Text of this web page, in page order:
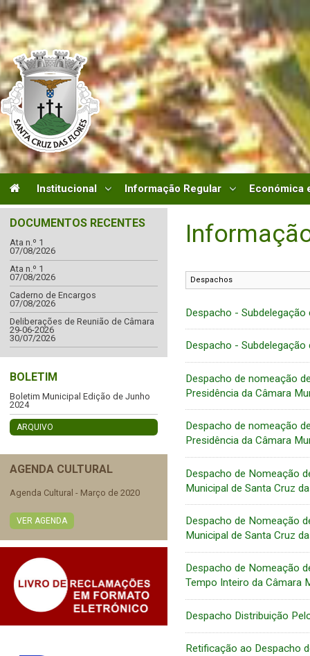
Institucional Informação Regular Económica
DOCUMENTOS RECENTES
Ata n.º 1
07/08/2026
Ata n.º 1
07/08/2026
Caderno de Encargos
07/08/2026
Deliberações de Reunião de Câmara
29-06-2026
30/07/2026
BOLETIM
Boletim Municipal Edição de Junho
2024
ARQUIVO
AGENDA CULTURAL
Agenda Cultural - Março de 2020
VER AGENDA
Despacho -
Despacho -
Despacho de nomeação
Presidência da Câmara
Despacho de nomeação
Presidência da Câmara
Despacho de Nomeação
Municipal de Santa Cruz
Despacho de Nomeação
Municipal de Santa Cruz
Despacho de Nomeação
Tempo Inteiro da Câmara
Despacho Distribuição
Retificação ao Despacho